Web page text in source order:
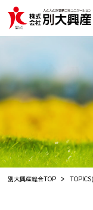
別大興産総合TOP